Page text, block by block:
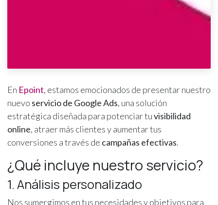
En Epoint, estamos emocionados de presentar nuestro
nuevo servicio de Google Ads, una solución
estratégica diseñada para potenciar tuvisibilidad
online, atraer más clientes y aumentar tus
conversiones a través de campañas efectivas.
¿Qué incluye nuestro servicio?
1. Análisis personalizado
Nos sumergimos en tus necesidades y objetivos para